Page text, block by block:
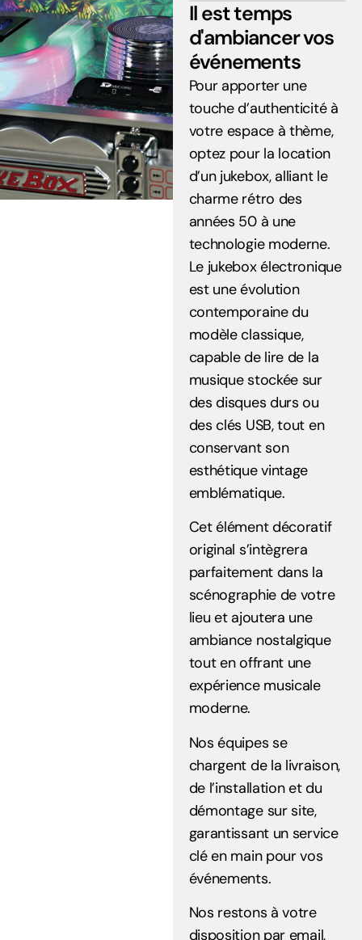
Il est temps
d'ambiancer vos
événements
Pour apporter une
touche d’authenticité à
votre espace à thème,
optez pour la location
d’un jukebox, alliant le
charme rétro des
années 50 à une
technologie moderne.
Le jukebox électronique
est une évolution
contemporaine du
modèle classique,
capable de lire de la
musique stockée sur
des disques durs ou
des clés USB, tout en
conservant son
esthétique vintage
emblématique.
Cet élément décoratif
original s’intègrera
parfaitement dans la
scénographie de votre
lieu et ajoutera une
ambiance nostalgique
tout en offrant une
expérience musicale
moderne.
Nos équipes se
chargent de la livraison,
de l’installation et du
démontage sur site,
garantissant un service
clé en main pour vos
événements.
Nos restons à votre
disposition par email,